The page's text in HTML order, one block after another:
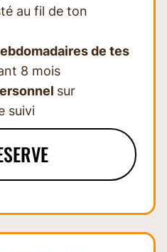
au fil de ton
de tes
8 mois
sur
suivi